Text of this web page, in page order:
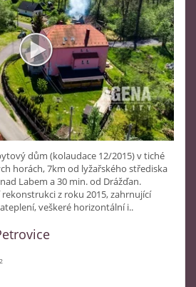
dům (kolaudace 12/2015) v tiché
horách, 7km od lyžařského střediska
Labem a 30 min. od Drážďan.
z roku 2015, zahrnující
veškeré horizontální i..